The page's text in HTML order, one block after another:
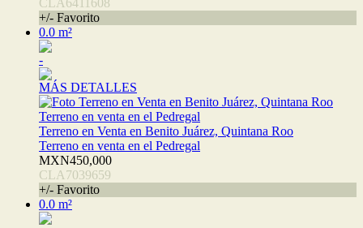
CLA6411608
+/- Favorito
0.0 m²
-
MÁS DETALLES
Terreno en Venta en Benito Juárez, Quintana Roo
Terreno en venta en el Pedregal
MXN450,000
CLA7039659
+/- Favorito
0.0 m²